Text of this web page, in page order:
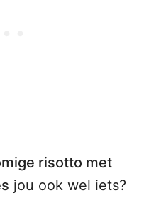
risotto met
jou ook wel iets?